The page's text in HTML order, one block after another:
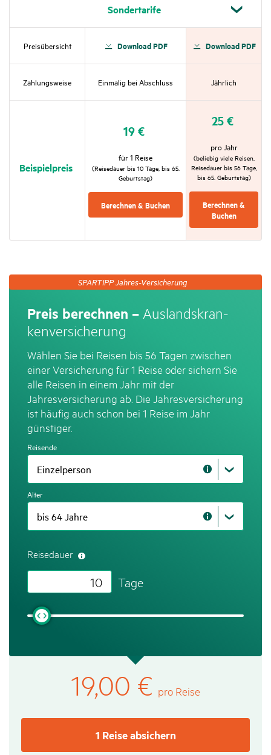
Sonder­ta­rife
Preis­über­sicht Down­load PDF Down­load PDF
Zahlungs­weise Einmalig bei Abschluss Jähr­lich
Beispiel­preis
19 €
für 1 Reise
(Reise­dauer bis 10 Tage, bis 65.
Geburtstag)
Berechnen & Buchen
25 €
pro Jahr
(beliebig viele Reisen,
Reise­dauer bis 56 Tage,
bis 65. Geburtstag)
Berechnen &
Buchen
Jahres-
SPARTIPP Jahres-Versicherung
Preis be­rech­nen – Auslands­kran­
ken­ver­si­che­rung
Wählen Sie bei Reisen bis 56 Tagen zwischen
einer Versicherung für 1 Reise oder sichern Sie
alle Reisen in einem Jahr mit der
Jahresversicherung ab. Die Jahresversicherung
ist häufig auch schon bei 1 Reise im Jahr
günstiger.
Reisende
Hinweis
zum
Alter
Hinweis
zum
Reisedauer
Tage
19,00 € pro Reise
1 Reise absichern